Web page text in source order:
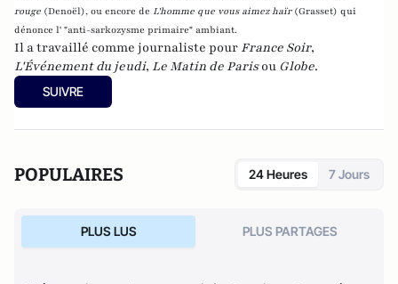
rouge (Denoël), ou encore de L'homme que vous aimez haïr (Grasset) qui
dénonce l' "anti-sarkozysme primaire" ambiant.
Il a travaillé comme journaliste pour France Soir,
L'Événement du jeudi, Le Matin de Parisou Globe.
SUIVRE
POPULAIRES 24 Heures 7 Jours
PLUS LUS PLUS PARTAGES